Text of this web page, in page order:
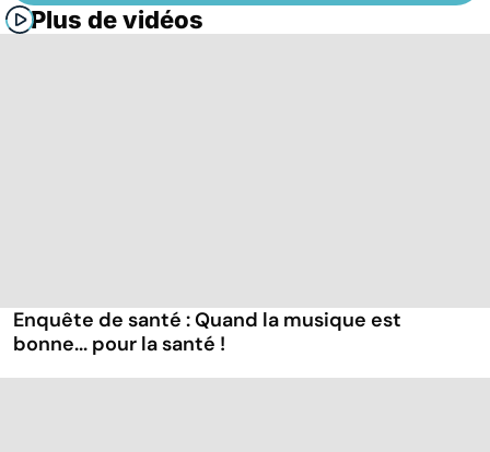
Plus de vidéos
Enquête de santé : Quand la musique est
bonne... pour la santé !